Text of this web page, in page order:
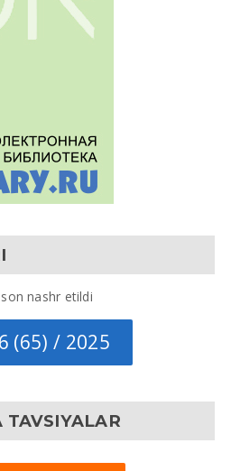
nashr etildi
(65) / 2025
TAVSIYALAR